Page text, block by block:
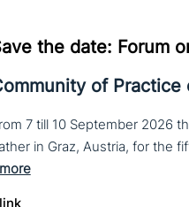
the date: Forum
of Practice
7 till 10 September 2026